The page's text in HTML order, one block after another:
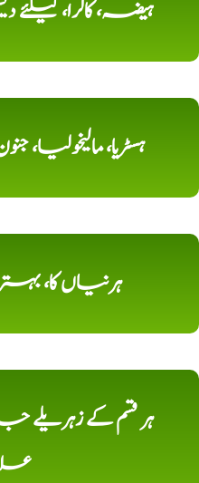
ہیضہ، کالرا،
ہسٹریا، مالیخولیا،
ہرنیاں کا،
ہر قسم کے زہریلے